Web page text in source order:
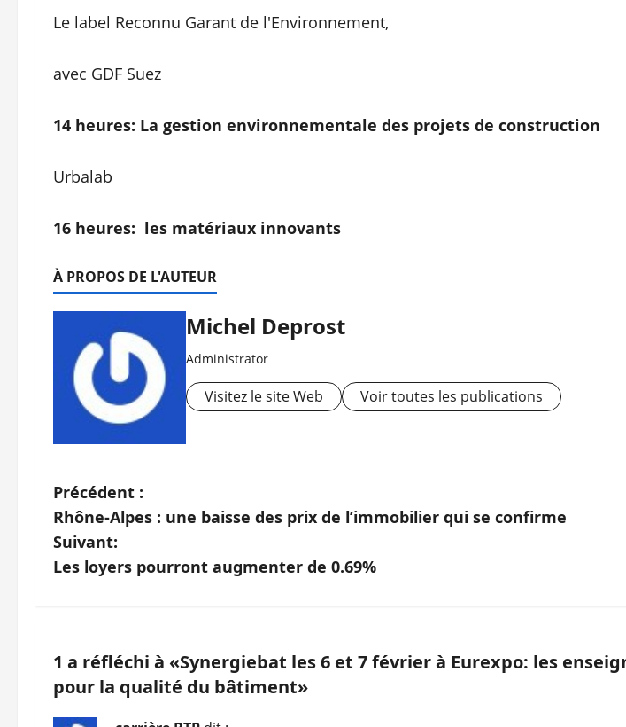
Le label Reconnu Garant de l'Environnement,
avec GDF Suez
14 heures: La gestion environnementale des projets de construction
Urbalab
16 heures: les matériaux innovants
À PROPOS DE L'AUTEUR
Michel Deprost
Administrator
Visitez le site Web Voir toutes les publications
N
a
v
g
a
Précédent :
Rhône-Alpes : une baisse des prix de l’immobilier qui se confirme
Suivant:
Les loyers pourront augmenter de 0.69%
1 a réfléchi à «Synergiebat les 6 et 7 février à Eurexpo: les
pour la qualité du bâtiment»